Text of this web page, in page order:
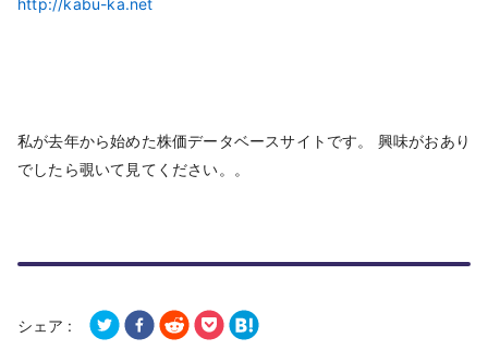
http://kabu-ka.net
私が去年から始めた株価データベースサイトです。 興味がおあり
でしたら覗いて見てください。。
シェア :